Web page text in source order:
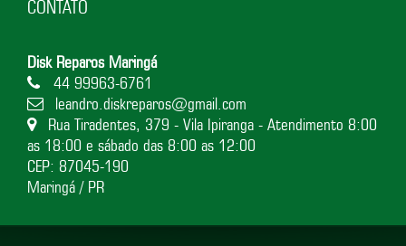
CONTATO
Disk Reparos Maringá
44 99963-6761
leandro.diskreparos@gmail.com
Rua Tiradentes, 379 - Vila Ipiranga - Atendimento 8:00
as 18:00 e sábado das 8:00 as 12:00
CEP: 87045-190
Maringá / PR